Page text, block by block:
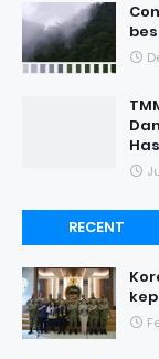
RECENT